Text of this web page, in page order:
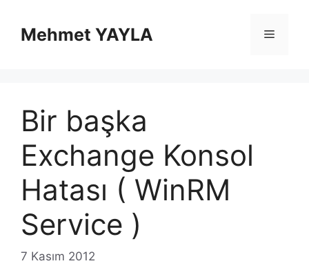
Mehmet YAYLA Menü
Bir başka
Exchange Konsol
Hatası ( WinRM
Service )
7 Kasım 2012